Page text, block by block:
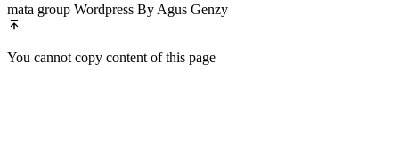
mata group Wordpress By Agus Genzy
You cannot copy content of this page